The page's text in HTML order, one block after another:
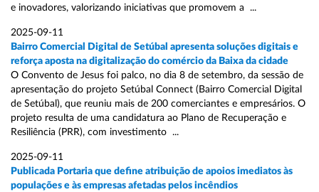
e inovadores, valorizando iniciativas que promovem a ...
2025-09-11
Bairro Comercial Digital de Setúbal apresenta soluções digitais e
reforça aposta na digitalização do comércio da Baixa da cidade
O Convento de Jesus foi palco, no dia 8 de setembro, da sessão de
apresentação do projeto Setúbal Connect (Bairro Comercial Digital
de Setúbal), que reuniu mais de 200 comerciantes e empresários. O
projeto resulta de uma candidatura ao Plano de Recuperação e
Resiliência (PRR), com investimento ...
2025-09-11
Publicada Portaria que define atribuição de apoios imediatos às
populações e às empresas afetadas pelos incêndios